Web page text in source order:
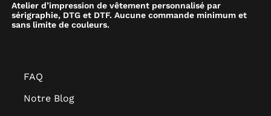
Atelier d’impression de vêtement personnalisé par
sérigraphie, DTG et DTF. Aucune commande minimum et
sans limite de couleurs.
FAQ
Notre Blog